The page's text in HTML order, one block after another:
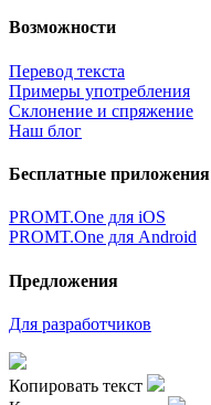
Возможности
Перевод текста
Примеры употребления
Склонение и спряжение
Наш блог
Бесплатные приложения
PROMT.One для iOS
PROMT.One для Android
Предложения
Для разработчиков
Копировать текст